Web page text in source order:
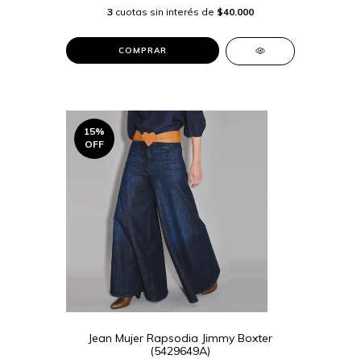
3 cuotas sin interés de $40.000
COMPRAR
15%
OFF
Jean Mujer Rapsodia Jimmy Boxter
(5429649A)